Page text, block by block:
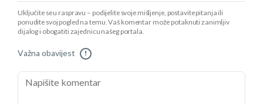
Uključite se u raspravu – podijelite svoje mišljenje, postavite pitanja ili
ponudite svoj pogled na temu. Vaš komentar može potaknuti zanimljiv
dijalog i obogatiti zajednicu našeg portala.
Važna obavijest !